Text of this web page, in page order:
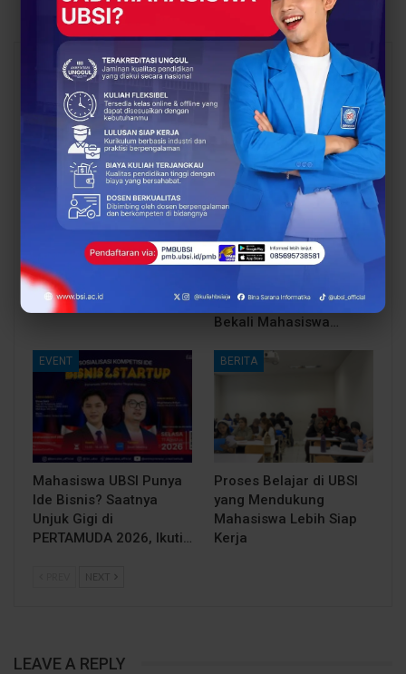
All
You Might Also Like
BERITA
Siap Kuliah Berkualitas?
UBSI Cengkareng Gelar
Open Booth Spesial
dengan Beasiswa…
EVENT
Lulusan Berdaya Saing
Dimulai dari
Kampus Cikampek
Bekali Mahasiswa…
EVENT
Mahasiswa UBSI Punya
Ide Bisnis? Saatnya
Unjuk Gigi di
PERTAMUDA 2026, Ikuti…
BERITA
Proses Belajar di UBSI
yang Mendukung
Mahasiswa Lebih Siap
Kerja
NEXT
LEAVE A REPLY